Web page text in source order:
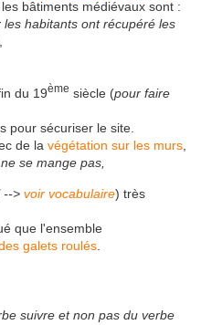
bâtiments médiévaux sont :
les habitants ont récupéré les
du 19ème siècle (pour faire
pour sécuriser le site.
de la végétation sur les murs
se mange pas,
--> voir vocabulaire) très
que l'ensemble
galets roulés.
suivre et non pas du verbe